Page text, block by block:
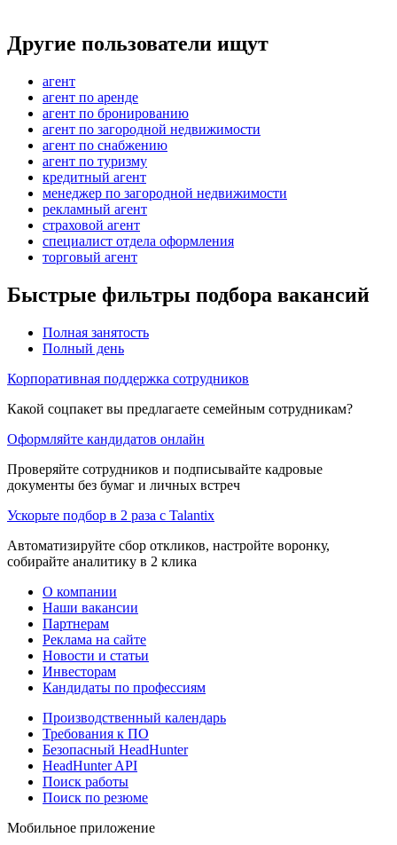
Другие пользователи ищут
агент
агент по аренде
агент по бронированию
агент по загородной недвижимости
агент по снабжению
агент по туризму
кредитный агент
менеджер по загородной недвижимости
рекламный агент
страховой агент
специалист отдела оформления
торговый агент
Быстрые фильтры подбора вакансий
Полная занятость
Полный день
Корпоративная поддержка сотрудников
Какой соцпакет вы предлагаете семейным сотрудникам?
Оформляйте кандидатов онлайн
Проверяйте сотрудников и подписывайте кадровые
документы без бумаг и личных встреч
Ускорьте подбор в 2 раза с Talantix
Автоматизируйте сбор откликов, настройте воронку,
собирайте аналитику в 2 клика
О компании
Наши вакансии
Партнерам
Реклама на сайте
Новости и статьи
Инвесторам
Кандидаты по профессиям
Производственный календарь
Требования к ПО
Безопасный HeadHunter
HeadHunter API
Поиск работы
Поиск по резюме
Мобильное приложение